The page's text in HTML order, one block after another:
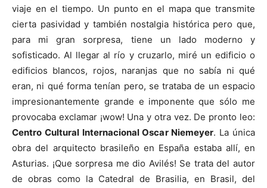
viaje en el tiempo. Un punto en el mapa que transmite
cierta pasividad y también nostalgia histórica pero que,
para mi gran sorpresa, tiene un lado moderno y
sofisticado. Al llegar al río y cruzarlo, miré un edificio o
edificios blancos, rojos, naranjas que no sabía ni qué
eran, ni qué forma tenían pero, se trataba de un espacio
impresionantemente grande e imponente que sólo me
provocaba exclamar ¡wow! Una y otra vez. De pronto leo:
Centro Cultural Internacional Oscar Niemeyer. La única
obra del arquitecto brasileño en España estaba allí, en
Asturias. ¡Que sorpresa me dio Avilés! Se trata del autor
de obras como la Catedral de Brasilia, en Brasil, del